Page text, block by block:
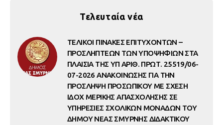
Τελευταία νέα
ΤΕΛΙΚΟΙ ΠΙΝΑΚΕΣ ΕΠΙΤΥΧΟΝΤΩΝ –
ΠΡΟΣΛΗΠΤΕΩΝ ΤΩΝ ΥΠΟΨΗΦΙΩΝ ΣΤΑ
ΠΛΑΙΣΙΑ ΤΗΣ ΥΠ ΑΡΙΘ. ΠΡΩΤ. 25519/06-
07-2026 ΑΝΑΚΟΙΝΩΣΗΣ ΓΙΑ ΤΗΝ
ΠΡΟΣΛΗΨΗ ΠΡΟΣΩΠΙΚΟΥ ΜΕ ΣΧΕΣΗ
ΙΔΟΧ ΜΕΡΙΚΗΣ ΑΠΑΣΧΟΛΗΣΗΣ ΣΕ
ΥΠΗΡΕΣΙΕΣ ΣΧΟΛΙΚΩΝ ΜΟΝΑΔΩΝ ΤΟΥ
ΔΗΜΟΥ ΝΕΑΣ ΣΜΥΡΝΗΣ ΔΙΔΑΚΤΙΚΟΥ